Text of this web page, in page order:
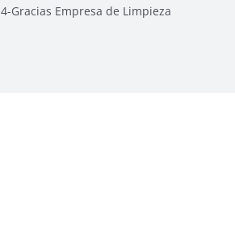
4-Gracias Empresa de Limpieza